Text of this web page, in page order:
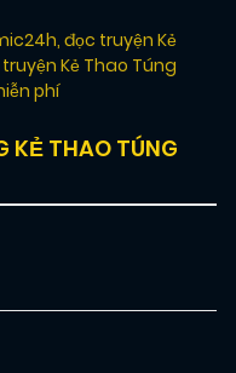
, đọc truyện Kẻ
truyện Kẻ Thao Túng
phí
KẺ THAO TÚNG